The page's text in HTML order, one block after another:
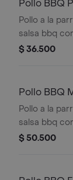
Pollo BBQ
Pollo a la
salsa bbq
Incluye Salsa
$ 36.500
Pollo BBQ
Pollo a la
salsa bbq
Incluye Salsa
$ 50.500